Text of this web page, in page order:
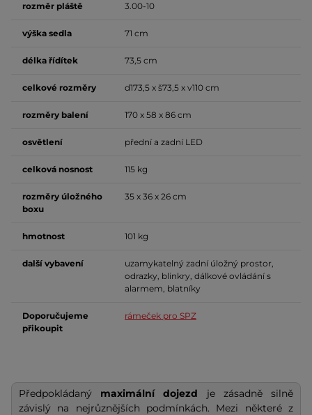
rozměr pláště 3.00-10
výška sedla 71 cm
délka řídítek 73,5 cm
celkové rozměry d173,5 x š73,5 x v110 cm
rozměry balení 170 x 58 x 86 cm
osvětlení přední a zadní LED
celková nosnost 115 kg
rozměry úložného
boxu
35 x 36 x 26 cm
hmotnost 101 kg
další vybavení
uzamykatelný zadní úložný prostor,
odrazky, blinkry, dálkové ovládání s
alarmem, blatníky
Doporučujeme
přikoupit
rámeček pro SPZ
Předpokládaný maximální dojezd je zásadně silně
závislý na nejrůznějších podmínkách. Mezi některé z